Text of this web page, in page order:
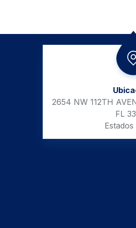
2654 NW 112TH
FL